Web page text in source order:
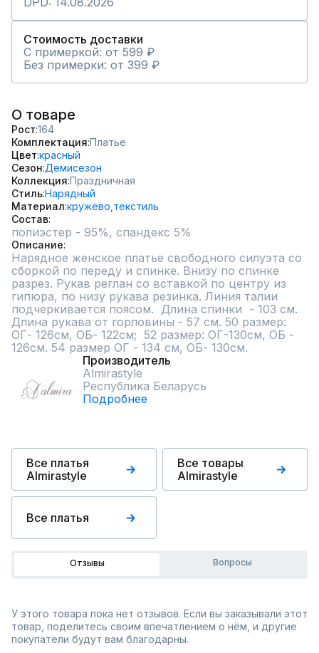
Стоимость доставки
С примеркой: от 599 ₽
Без примерки: от 399 ₽
О товаре
Рост 164
Комплектация Платье
Цвет красный
Сезон Демисезон
Коллекция Праздничная
СтильНарядный
Материал кружево, текстиль
Состав
полиэстер - 95%, спандекс 5%
Описание
Нарядное женское платье свободного силуэта со
сборкой по переду и спинке. Внизу по спинке
разрез. Рукав реглан со вставкой по центру из
гипюра, по низу рукава резинка. Линия талии
подчеркивается поясом.  Длина спинки  - 103 см.
Длина рукава от горловины - 57 см. 50 размер:
ОГ- 126см, ОБ- 122см;  52 размер: ОГ-130см, ОБ -
126см. 54 размер ОГ - 134 см, ОБ- 130см.
Производитель
Almirastyle
Республика Беларусь
Подробнее
Все платья
Almirastyle
Все товары
Almirastyle
Все платья
Отзывы Вопросы
У этого товара пока нет отзывов. Если вы заказывали этот
товар, поделитесь своим впечатлением о нём, и другие
покупатели будут вам благодарны.